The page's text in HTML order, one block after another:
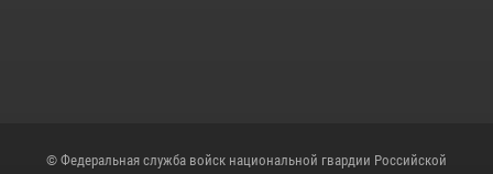
© Федеральная служба войск национальной гвардии Российской